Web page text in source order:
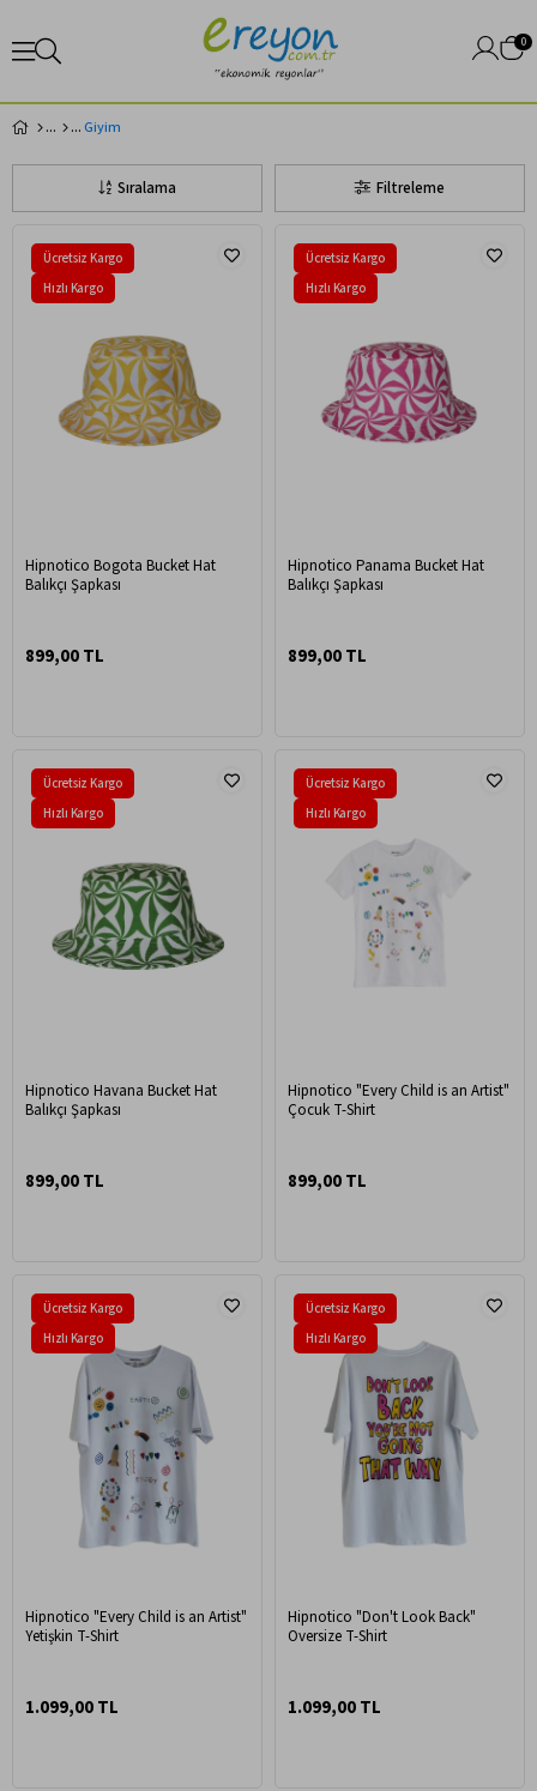
0
Giyim
Filtreleme
Sıralama
Hipnotico Bogota Bucket Hat
Balıkçı Şapkası
899,00 TL
Ücretsiz Kargo
Hızlı Kargo
Hipnotico Panama Bucket Hat
Balıkçı Şapkası
899,00 TL
Ücretsiz Kargo
Hızlı Kargo
Hipnotico Havana Bucket Hat
Balıkçı Şapkası
899,00 TL
Ücretsiz Kargo
Hızlı Kargo
Hipnotico "Every Child is an Artist"
Çocuk T-Shirt
899,00 TL
Ücretsiz Kargo
Hızlı Kargo
Hipnotico "Every Child is an Artist"
Yetişkin T-Shirt
1.099,00 TL
Ücretsiz Kargo
Hızlı Kargo
Hipnotico "Don't Look Back"
Oversize T-Shirt
1.099,00 TL
Ücretsiz Kargo
Hızlı Kargo